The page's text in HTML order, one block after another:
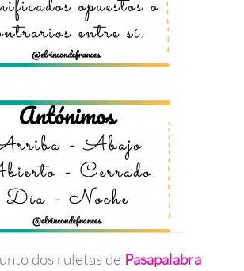
dos ruletas de Pasapalabra